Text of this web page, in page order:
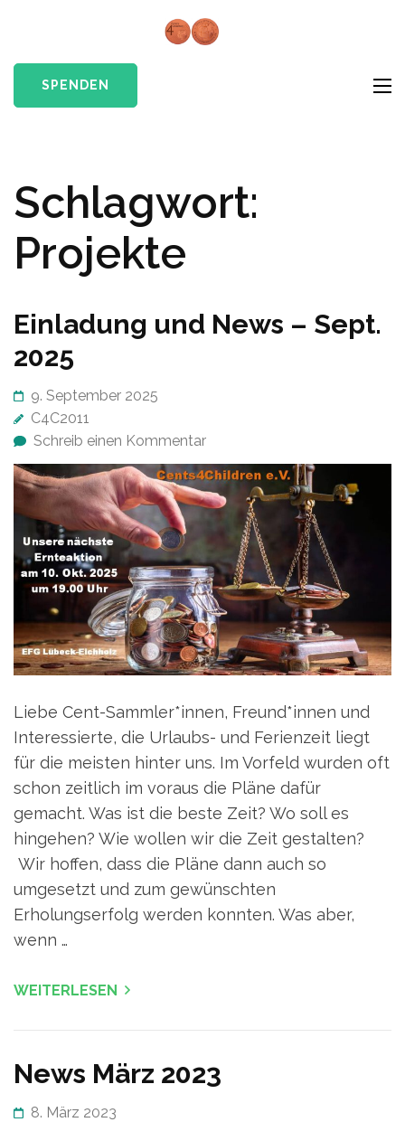
content
(Press
Enter)
SPENDEN
Schlagwort:
Projekte
Einladung und News – Sept.
2025
9. September 2025
C4C2011
Schreib einen Kommentar
Liebe Cent-Sammler*innen, Freund*innen und
Interessierte, die Urlaubs- und Ferienzeit liegt
für die meisten hinter uns. Im Vorfeld wurden oft
schon zeitlich im voraus die Pläne dafür
gemacht. Was ist die beste Zeit? Wo soll es
hingehen? Wie wollen wir die Zeit gestalten?
Wir hoffen, dass die Pläne dann auch so
umgesetzt und zum gewünschten
Erholungserfolg werden konnten. Was aber,
wenn …
WEITERLESEN
News März 2023
8. März 2023